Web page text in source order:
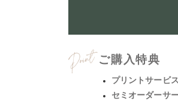
ご購入特典
プリントサービス
セミオーダーサ